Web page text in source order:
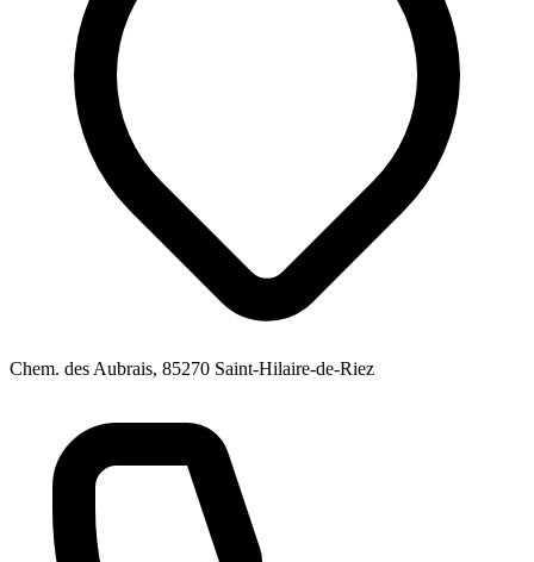
Chem. des Aubrais, 85270 Saint-Hilaire-de-Riez